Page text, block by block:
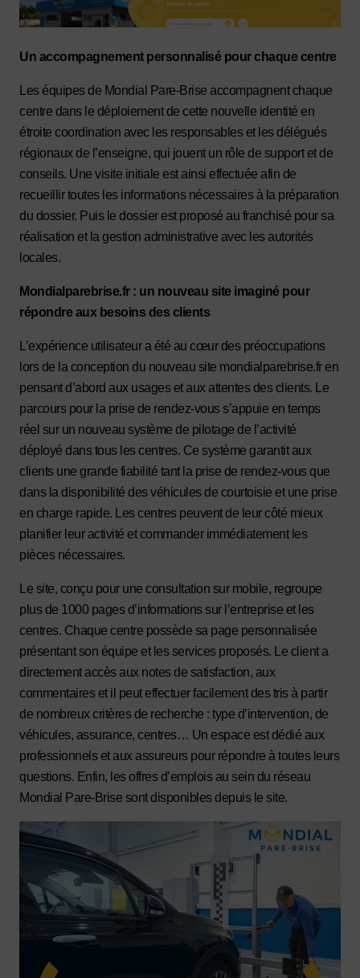
Un accompagnement personnalisé pour chaque centre
Les équipes de Mondial Pare-Brise accompagnent chaque
centre dans le déploiement de cette nouvelle identité en
étroite coordination avec les responsables et les délégués
régionaux de l’enseigne, qui jouent un rôle de support et de
conseils. Une visite initiale est ainsi effectuée afin de
recueillir toutes les informations nécessaires à la préparation
du dossier. Puis le dossier est proposé au franchisé pour sa
réalisation et la gestion administrative avec les autorités
locales.
Mondialparebrise.fr : un nouveau site imaginé pour
répondre aux besoins des clients
L’expérience utilisateur a été au cœur des préoccupations
lors de la conception du nouveau site mondialparebrise.fr en
pensant d’abord aux usages et aux attentes des clients. Le
parcours pour la prise de rendez-vous s’appuie en temps
réel sur un nouveau système de pilotage de l’activité
déployé dans tous les centres. Ce système garantit aux
clients une grande fiabilité tant la prise de rendez-vous que
dans la disponibilité des véhicules de courtoisie et une prise
en charge rapide. Les centres peuvent de leur côté mieux
planifier leur activité et commander immédiatement les
pièces nécessaires.
Le site, conçu pour une consultation sur mobile, regroupe
plus de 1000 pages d’informations sur l’entreprise et les
centres. Chaque centre possède sa page personnalisée
présentant son équipe et les services proposés. Le client a
directement accès aux notes de satisfaction, aux
commentaires et il peut effectuer facilement des tris à partir
de nombreux critères de recherche : type d’intervention, de
véhicules, assurance, centres… Un espace est dédié aux
professionnels et aux assureurs pour répondre à toutes leurs
questions. Enfin, les offres d’emplois au sein du réseau
Mondial Pare-Brise sont disponibles depuis le site.